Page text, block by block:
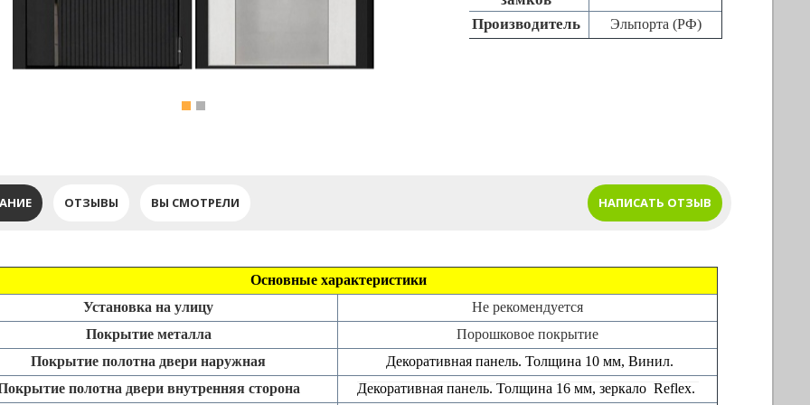
Производитель
Эльпорта (РФ)
ОТЗЫВЫ НАПИСАТЬ ОТЗЫВ
ВЫ СМОТРЕЛИ
Основные характеристики
Установка на улицу
Не рекомендуется
Покрытие металла
Порошковое покрытие
Покрытие полотна двери наружная
Декоративная панель. Толщина 10 мм, Винил.
полотна двери внутренняя сторона
Декоративная панель. Толщина 16 мм, зеркало Reflex.